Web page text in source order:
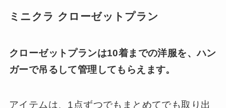
ミニクラ クローゼットプラン
クローゼットプランは10着までの洋服を、ハン
ガーで吊るして管理してもらえます。
アイテムは、1点ずつでもまとめてでも取り出